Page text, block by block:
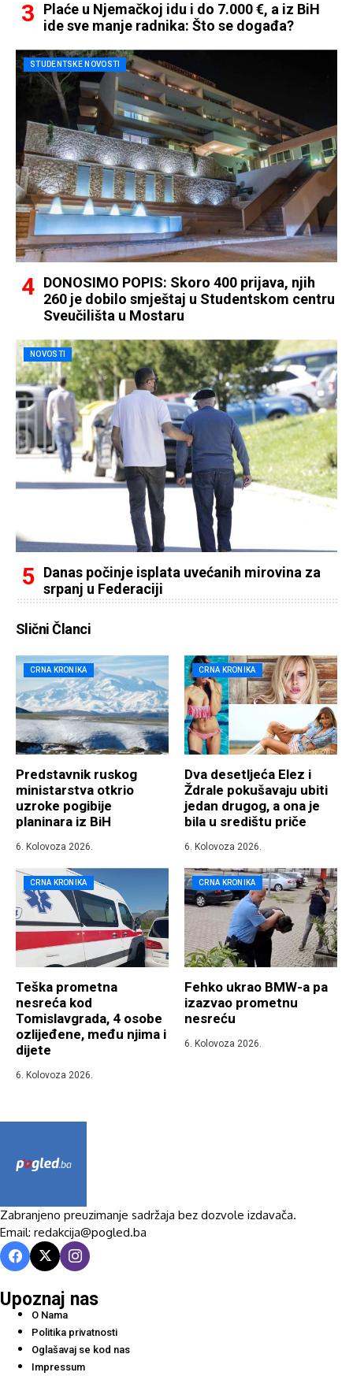
Plaće u Njemačkoj idu i do 7.000 €, a iz BiH
ide sve manje radnika: Što se događa?
STUDENTSKE NOVOSTI
DONOSIMO POPIS: Skoro 400 prijava, njih
260 je dobilo smještaj u Studentskom centru
Sveučilišta u Mostaru
NOVOSTI
Danas počinje isplata uvećanih mirovina za
srpanj u Federaciji
Slični Članci
CRNA KRONIKA
Predstavnik ruskog
ministarstva otkrio
uzroke pogibije
planinara iz BiH
6. Kolovoza 2026.
CRNA KRONIKA
Dva desetljeća Elez i
Ždrale pokušavaju ubiti
jedan drugog, a ona je
bila u središtu priče
6. Kolovoza 2026.
CRNA KRONIKA
Teška prometna
nesreća kod
Tomislavgrada, 4 osobe
ozlijeđene, među njima i
dijete
6. Kolovoza 2026.
CRNA KRONIKA
Fehko ukrao BMW-a pa
izazvao prometnu
nesreću
6. Kolovoza 2026.
Zabranjeno preuzimanje sadržaja bez dozvole izdavača.
Email: redakcija@pogled.ba
Upoznaj nas
O Nama
Politika privatnosti
Oglašavaj se kod nas
Impressum